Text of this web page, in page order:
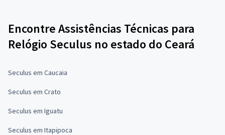
Encontre Assistências Técnicas para
Relógio Seculus no estado do Ceará
Seculus em Caucaia
Seculus em Crato
Seculus em Iguatu
Seculus em Itapipoca